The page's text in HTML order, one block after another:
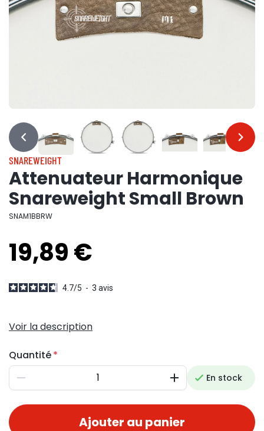
… …
SNAREWEIGHT
Attenuateur Harmonique
Snareweight Small Brown
SNAM1BBRW
19,89 €
4.7/5 - 3 avis
Voir la description
Quantité
Diminuer AugmenterEn stock
Ajouter au panier